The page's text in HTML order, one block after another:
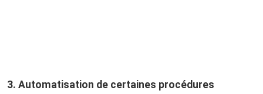
3. Automatisation de certaines procédures